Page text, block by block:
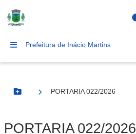
Prefeitura de Inácio Martins
Botão Menu
PORTARIA 022/2026
PORTARIA 022/2026